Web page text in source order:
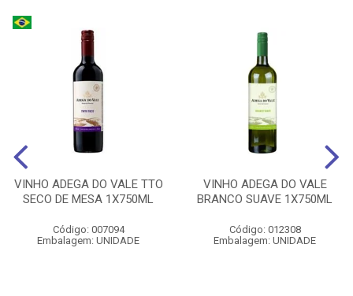
VINHO ADEGA DO VALE TTO
SECO DE MESA 1X750ML
Código: 007094
Embalagem: UNIDADE
VINHO ADEGA DO VALE
BRANCO SUAVE 1X750ML
Código: 012308
Embalagem: UNIDADE